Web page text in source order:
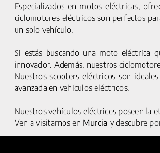
Especializados en motos eléctricas,
ciclomotores eléctricos son perfectos
un solo vehículo.
Si estás buscando una moto eléctrica
innovador. Además, nuestros
Nuestros scooters eléctricos son
avanzada en vehículos eléctricos.
Nuestros vehículos eléctricos poseen la
Ven a visitarnos en Murcia y descubre
© 2025 HUMAN MOBILITY S.A. TODOS LOS DERECHOS
RESERVADOS